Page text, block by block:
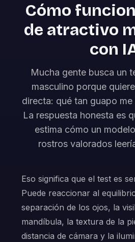
Cómo
de atractivo
con
Mucha gente busca un
masculino porque
directa: qué tan guapo
La respuesta honesta es
estima cómo un
rostros valorados
Eso significa que el test es
Puede reaccionar al
separación de los ojos, la
mandíbula, la textura de la
distancia de cámara y la